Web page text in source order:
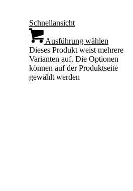
Schnellansicht
Ausführung wählen
Dieses Produkt weist mehrere
Varianten auf. Die Optionen
können auf der Produktseite
gewählt werden